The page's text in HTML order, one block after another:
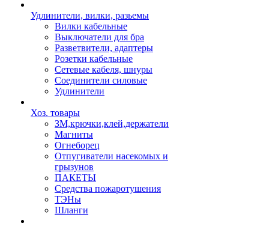
Удлинители, вилки, разьемы
Вилки кабельные
Выключатели для бра
Разветвители, адаптеры
Розетки кабельные
Сетевые кабеля, шнуры
Соединители силовые
Удлинители
Хоз. товары
ЗМ,крючки,клей,держатели
Магниты
Огнеборец
Отпугиватели насекомых и
грызунов
ПАКЕТЫ
Средства пожаротушения
ТЭНы
Шланги